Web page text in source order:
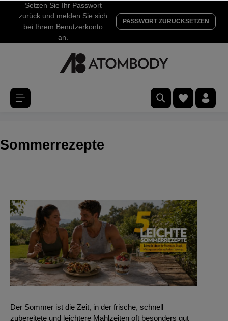
Setzen Sie Ihr Passwort
zurück und melden Sie sich
bei Ihrem Benutzerkonto
an.
PASSWORT ZURÜCKSETZEN
Sommerrezepte
Der Sommer ist die Zeit, in der frische, schnell
zubereitete und leichtere Mahlzeiten oft besonders gut